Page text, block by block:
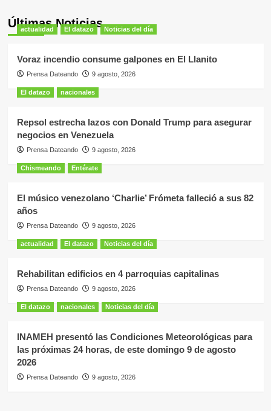
Últimas Noticias
actualidad El datazo Noticias del día
Voraz incendio consume galpones en El Llanito
Prensa Dateando 9 agosto, 2026
El datazo nacionales
Repsol estrecha lazos con Donald Trump para asegurar
negocios en Venezuela
Prensa Dateando 9 agosto, 2026
Chismeando Entérate
El músico venezolano ‘Charlie’ Frómeta falleció a sus 82
años
Prensa Dateando 9 agosto, 2026
actualidad El datazo Noticias del día
Rehabilitan edificios en 4 parroquias capitalinas
Prensa Dateando 9 agosto, 2026
El datazo nacionales Noticias del día
INAMEH presentó las Condiciones Meteorológicas para
las próximas 24 horas, de este domingo 9 de agosto
2026
Prensa Dateando 9 agosto, 2026